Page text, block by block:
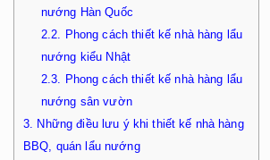
nướng Hàn Quốc
2.2.
Phong cách thiết kế nhà hàng lẩu
nướng kiểu Nhật
2.3.
Phong cách thiết kế nhà hàng lẩu
nướng sân vườn
3.
Những điều lưu ý khi thiết kế nhà hàng
BBQ, quán lẩu nướng